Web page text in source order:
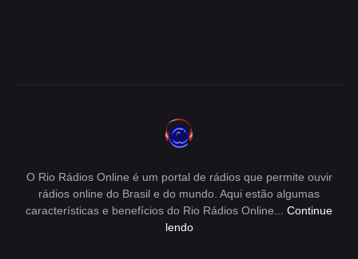
O Rio Rádios Online é um portal de rádios que permite ouvir
rádios online do Brasil e do mundo. Aqui estão algumas
características e benefícios do Rio Rádios Online...
Continue
lendo